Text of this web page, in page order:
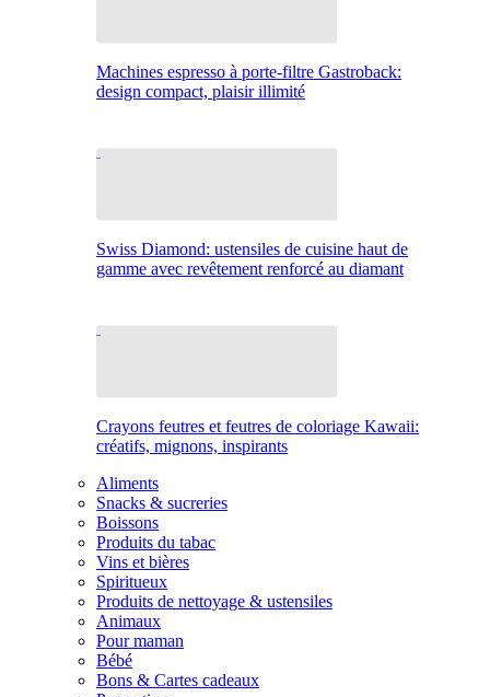
Machines espresso à porte-filtre Gastroback:
design compact, plaisir illimité
Swiss Diamond: ustensiles de cuisine haut de
gamme avec revêtement renforcé au diamant
Crayons feutres et feutres de coloriage Kawaii:
créatifs, mignons, inspirants
Aliments
Snacks & sucreries
Boissons
Produits du tabac
Vins et bières
Spiritueux
Produits de nettoyage & ustensiles
Animaux
Pour maman
Bébé
Bons & Cartes cadeaux